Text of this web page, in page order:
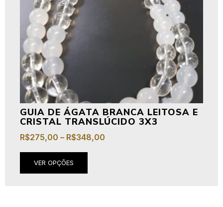
GUIA DE ÁGATA BRANCA LEITOSA E
CRISTAL TRANSLÚCIDO 3X3
R$275,00 – R$348,00
VER OPÇÕES